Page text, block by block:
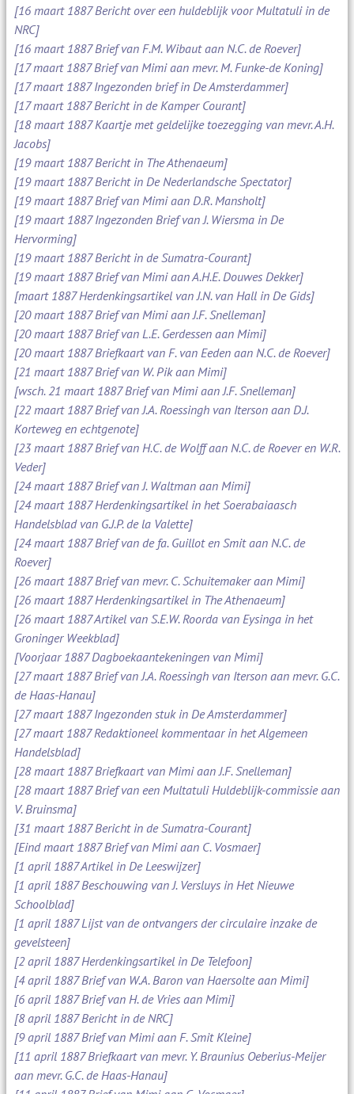
[16 maart 1887 Bericht over een huldeblijk voor Multatuli in de
NRC]
[16 maart 1887 Brief van F.M. Wibaut aan N.C. de Roever]
[17 maart 1887 Brief van Mimi aan mevr. M. Funke-de Koning]
[17 maart 1887 Ingezonden brief in De Amsterdammer]
[17 maart 1887 Bericht in de Kamper Courant]
[18 maart 1887 Kaartje met geldelijke toezegging van mevr. A.H.
Jacobs]
[19 maart 1887 Bericht in The Athenaeum]
[19 maart 1887 Bericht in De Nederlandsche Spectator]
[19 maart 1887 Brief van Mimi aan D.R. Mansholt]
[19 maart 1887 Ingezonden Brief van J. Wiersma in De
Hervorming]
[19 maart 1887 Bericht in de Sumatra-Courant]
[19 maart 1887 Brief van Mimi aan A.H.E. Douwes Dekker]
[maart 1887 Herdenkingsartikel van J.N. van Hall in De Gids]
[20 maart 1887 Brief van Mimi aan J.F. Snelleman]
[20 maart 1887 Brief van L.E. Gerdessen aan Mimi]
[20 maart 1887 Briefkaart van F. van Eeden aan N.C. de Roever]
[21 maart 1887 Brief van W. Pik aan Mimi]
[wsch. 21 maart 1887 Brief van Mimi aan J.F. Snelleman]
[22 maart 1887 Brief van J.A. Roessingh van Iterson aan D.J.
Korteweg en echtgenote]
[23 maart 1887 Brief van H.C. de Wolff aan N.C. de Roever en W.R.
Veder]
[24 maart 1887 Brief van J. Waltman aan Mimi]
[24 maart 1887 Herdenkingsartikel in het Soerabaiaasch
Handelsblad van G.J.P. de la Valette]
[24 maart 1887 Brief van de fa. Guillot en Smit aan N.C. de
Roever]
[26 maart 1887 Brief van mevr. C. Schuitemaker aan Mimi]
[26 maart 1887 Herdenkingsartikel in The Athenaeum]
[26 maart 1887 Artikel van S.E.W. Roorda van Eysinga in het
Groninger Weekblad]
[Voorjaar 1887 Dagboekaantekeningen van Mimi]
[27 maart 1887 Brief van J.A. Roessingh van Iterson aan mevr. G.C.
de Haas-Hanau]
[27 maart 1887 Ingezonden stuk in De Amsterdammer]
[27 maart 1887 Redaktioneel kommentaar in het Algemeen
Handelsblad]
[28 maart 1887 Briefkaart van Mimi aan J.F. Snelleman]
[28 maart 1887 Brief van een Multatuli Huldeblijk-commissie aan
V. Bruinsma]
[31 maart 1887 Bericht in de Sumatra-Courant]
[Eind maart 1887 Brief van Mimi aan C. Vosmaer]
[1 april 1887 Artikel in De Leeswijzer]
[1 april 1887 Beschouwing van J. Versluys in Het Nieuwe
Schoolblad]
[1 april 1887 Lijst van de ontvangers der circulaire inzake de
gevelsteen]
[2 april 1887 Herdenkingsartikel in De Telefoon]
[4 april 1887 Brief van W.A. Baron van Haersolte aan Mimi]
[6 april 1887 Brief van H. de Vries aan Mimi]
[8 april 1887 Bericht in de NRC]
[9 april 1887 Brief van Mimi aan F. Smit Kleine]
[11 april 1887 Briefkaart van mevr. Y. Braunius Oeberius-Meijer
aan mevr. G.C. de Haas-Hanau]